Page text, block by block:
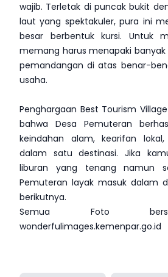
wajib. Terletak di puncak bukit
laut yang spektakuler, pura ini
besar berbentuk kursi. Untuk
memang harus menapaki
pemandangan di atas benar-
usaha.
Penghargaan Best Tourism
bahwa Desa Pemuteran
keindahan alam, kearifan
dalam satu destinasi. Jika
liburan yang tenang namun
Pemuteran layak masuk dalam
berikutnya.
Semua Foto
wonderfulimages.kemenpar.go.id